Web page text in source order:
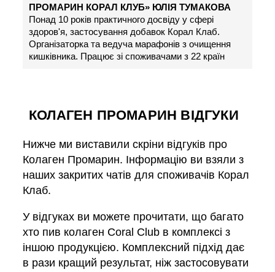
ПРОМАРИН КОРАЛ КЛУБ» ЮЛІЯ ТУМАКОВА
Понад 10 років практичного досвіду у сфері
здоров'я, застосування добавок Корал Клаб.
Організаторка та ведуча марафонів з очищення
кишківника. Працює зі споживачами з 22 країн
КОЛАГЕН ПРОМАРИН ВІДГУКИ
Нижче ми виставили скріни відгуків про
Колаген Промарин. Інформацію ви взяли з
наших закритих чатів для споживачів Корал
Клаб.
У відгуках ви можете прочитати, що багато
хто пив колаген Coral Club в комплексі з
іншою продукцією. Комплексний підхід дає
в рази кращий результат, ніж застосовувати